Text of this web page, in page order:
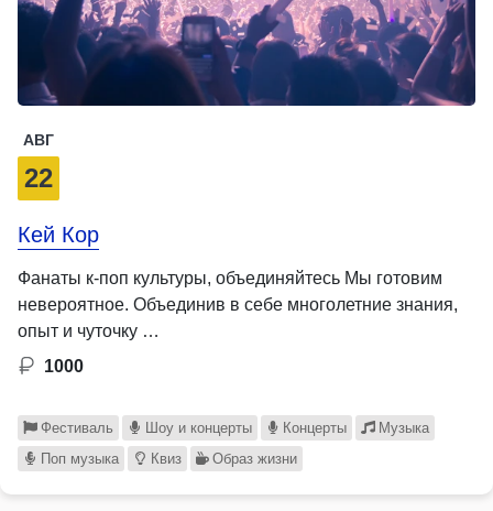
АВГ
22
Кей Кор
Фанаты к-поп культуры, объединяйтесь Мы готовим
невероятное. Объединив в себе многолетние знания,
опыт и чуточку …
1000
Фестиваль Шоу и концерты Концерты
Музыка
Поп музыка
Квиз Образ жизни